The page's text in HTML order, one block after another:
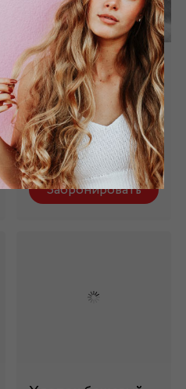
Хлопок - батист
белый ХБ - 015
Состав: 100 % х/б
640 руб.
Забронировать